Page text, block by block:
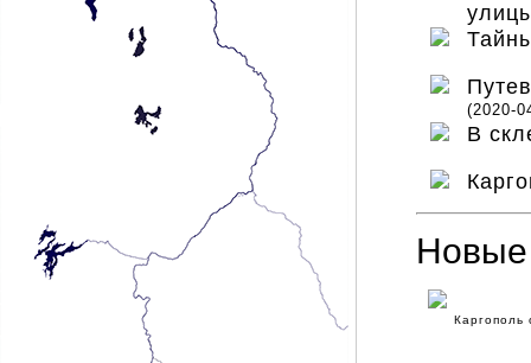
(2020-
В
Каргополь